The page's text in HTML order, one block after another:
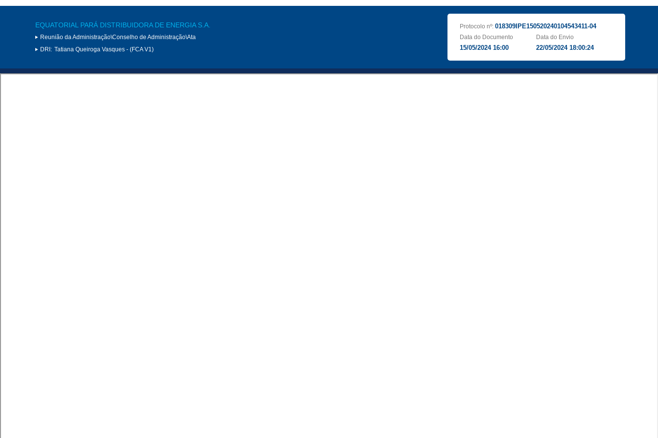
EQUATORIAL PARÁ DISTRIBUIDORA DE ENERGIA S.A.
Reunião da Administração\Conselho de Administração\Ata
DRI: Tatiana Queiroga Vasques - (FCA V1)
Protocolo nº: 018309IPE150520240104543411-04
Data do Documento
15/05/2024 16:00
Data do Envio
22/05/2024 18:00:24